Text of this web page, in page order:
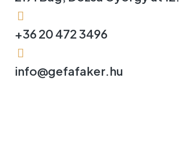
+36 20 472 3496
info@gefafaker.hu